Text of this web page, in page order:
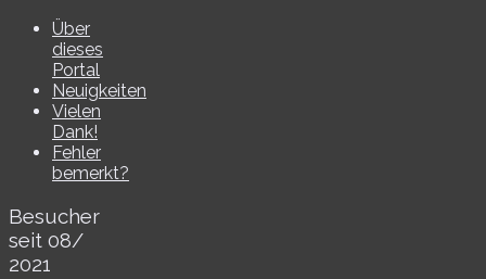
Über
dieses
Portal
Neuigkeiten
Vielen
Dank!
Fehler
bemerkt?
Besucher
seit 08/​
2021